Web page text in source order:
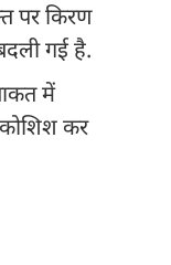
पर किरण
गई है.
में
कर